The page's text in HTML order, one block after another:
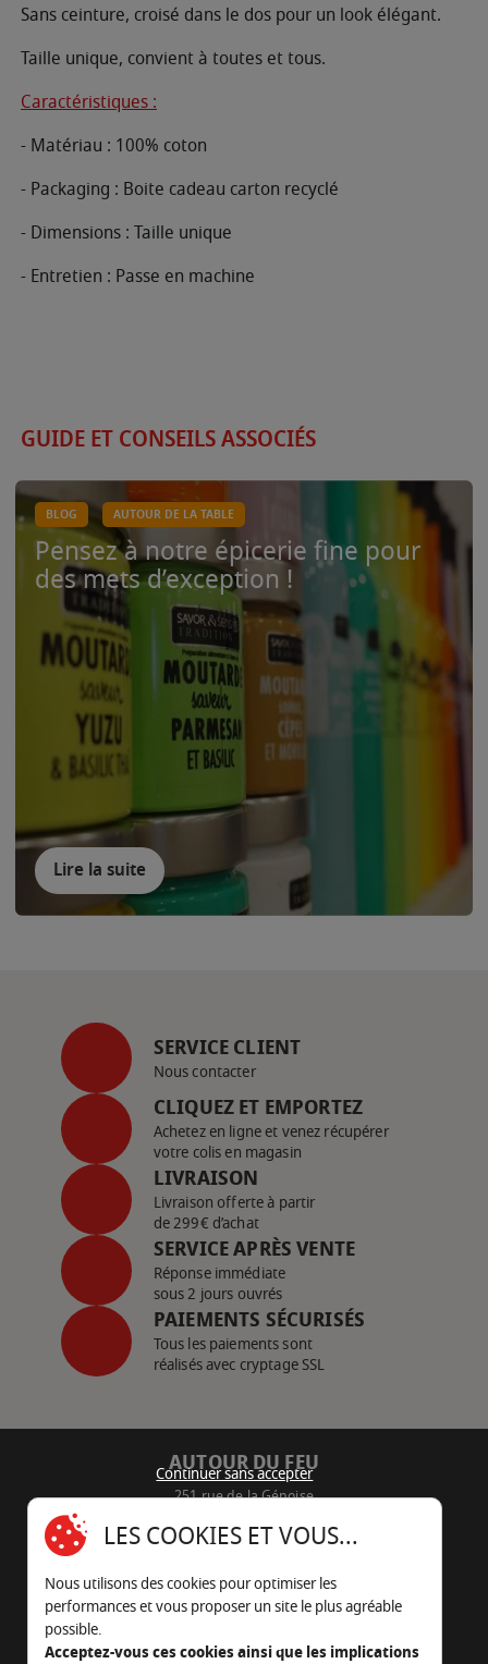
Sans ceinture, croisé dans le dos pour un look élégant.
Taille unique, convient à toutes et tous.
Caractéristiques :
- Matériau : 100% coton
- Packaging : Boite cadeau carton recyclé
- Dimensions : Taille unique
- Entretien : Passe en machine
GUIDE ET CONSEILS ASSOCIÉS
BLOG AUTOUR DE LA TABLE
Pensez à notre épicerie fine pour
des mets d’exception !
Lire la suite
SERVICE CLIENT
Nous contacter
CLIQUEZ ET EMPORTEZ
Achetez en ligne et venez récupérer
votre colis en magasin
LIVRAISON
Livraison offerte à partir
de 299€ d’achat
SERVICE APRÈS VENTE
Réponse immédiate
sous 2 jours ouvrés
PAIEMENTS SÉCURISÉS
Tous les paiements sont
réalisés avec cryptage SSL
AUTOUR DU FEU
251 rue de la Génoise
05 45 22 98 09
Nous envoyer un e-mail
Continuer sans accepter
LES COOKIES ET VOUS...
Nous utilisons des cookies pour optimiser les
performances et vous proposer un site le plus agréable
possible.
Acceptez-vous ces cookies ainsi que les implications